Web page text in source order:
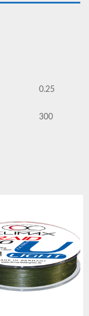
0.25
300